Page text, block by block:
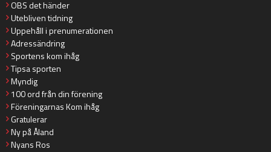
OBS det händer
Utebliven tidning
Uppehåll i prenumerationen
Adressändring
Sportens kom ihåg
Tipsa sporten
Myndig
100 ord från din förening
Föreningarnas Kom ihåg
Gratulerar
Ny på Åland
Nyans Ros